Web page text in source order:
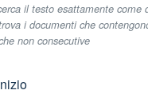
il testo esattamente come
i documenti che
non consecutive